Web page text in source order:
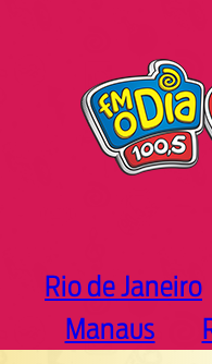
Rio de Janeiro
Manaus